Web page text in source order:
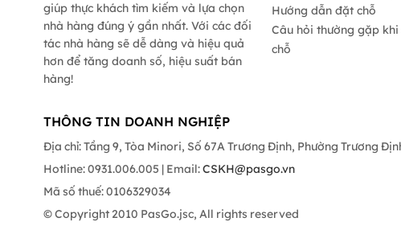
giúp thực khách tìm kiếm và lựa chọn
nhà hàng đúng ý gần nhất. Với các đối
tác nhà hàng sẽ dễ dàng và hiệu quả
hơn để tăng doanh số, hiệu suất bán
hàng!
Hướng dẫn đặt chỗ
Câu hỏi thường gặp
chỗ
THÔNG TIN DOANH NGHIỆP
Địa chỉ: Tầng 9, Tòa Minori, Số 67A Trương Định, Phường Trương
Hotline: 0931.006.005 | Email:CSKH@pasgo.vn
Mã số thuế: 0106329034
© Copyright 2010 PasGo.jsc, All rights reserved